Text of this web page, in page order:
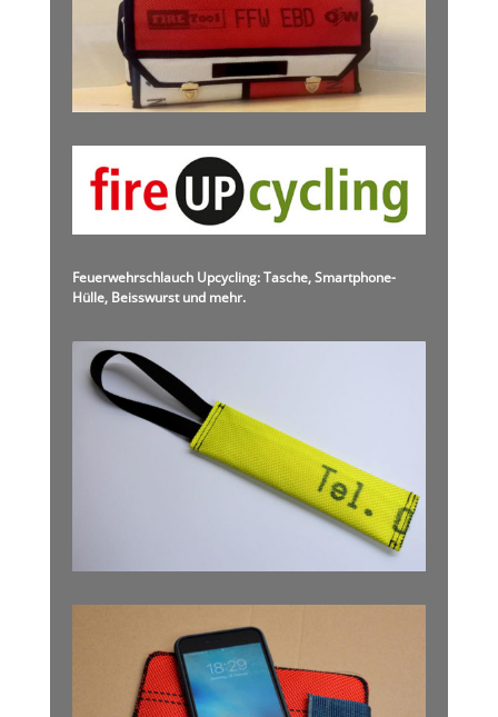
Feuerwehrschlauch Upcycling: Tasche, Smartphone-
Hülle, Beisswurst und mehr.